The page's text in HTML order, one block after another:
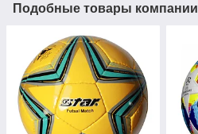
Подобные товары компании